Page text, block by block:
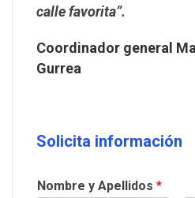
calle favorita”.
Coordinador general
Gurrea
Solicita información
Nombre y Apellidos *